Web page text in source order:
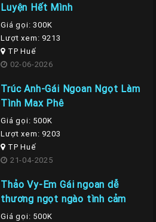
Luyện Hết Mình
Giá gọi: 300K
Lượt xem: 9213
TP Huế
02-06-2026
Trúc Anh-Gái Ngoan Ngọt Làm
Tình Max Phê
Giá gọi: 500K
Lượt xem: 9203
TP Huế
21-04-2025
Thảo Vy-Em Gái ngoan dễ
thương ngọt ngào tình cảm
Giá gọi: 500K